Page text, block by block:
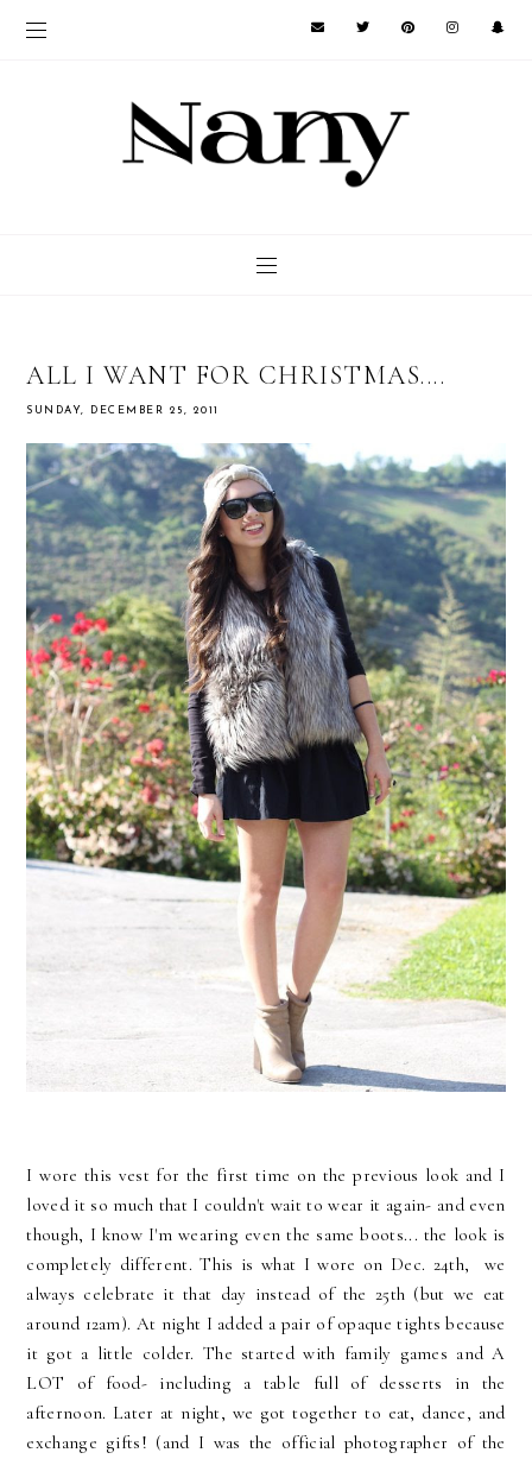
ALL I WANT FOR CHRISTMAS....
SUNDAY, DECEMBER 25, 2011
I wore this vest for the first time on the previous look and I
loved it so much that I couldn't wait to wear it again- and even
though, I know I'm wearing even the same boots... the look is
completely different. This is what I wore on Dec. 24th, we
always celebrate it that day instead of the 25th (but we eat
around 12am). At night I added a pair of opaque tights because
it got a little colder. The started with family games and A
LOT of food- including a table full of desserts in the
afternoon. Later at night, we got together to eat, dance, and
exchange gifts! (and I was the official photographer of the